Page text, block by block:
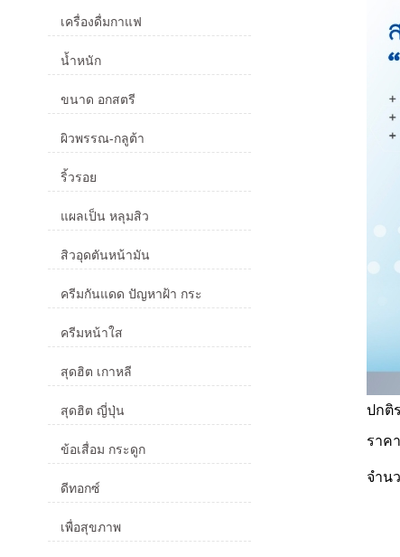
เครื่องดื่มกาแฟ
น้ำหนัก
ขนาด อกสตรี
ผิวพรรณ-กลูต้า
ริ้วรอย
แผลเป็น หลุมสิว
สิวอุดตันหน้ามัน
ครีมกันแดด ปัญหาฝ้า กระ
ครีมหน้าใส
สุดฮิต เกาหลี
สุดฮิต ญี่ปุ่น
ข้อเสื่อม กระดูก
ดีทอกซ์
เพื่อสุขภาพ
ปกติ
ราค
จำน